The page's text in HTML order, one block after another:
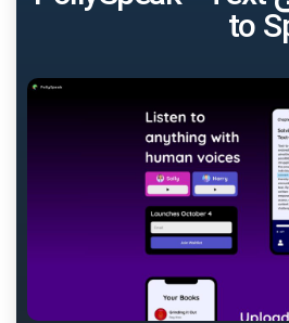
to